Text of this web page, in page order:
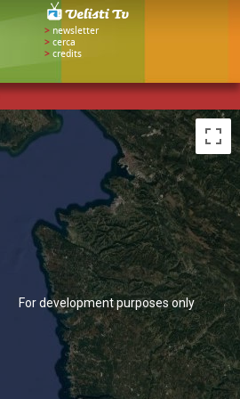
> newsletter
> cerca
> credits
For development purposes only